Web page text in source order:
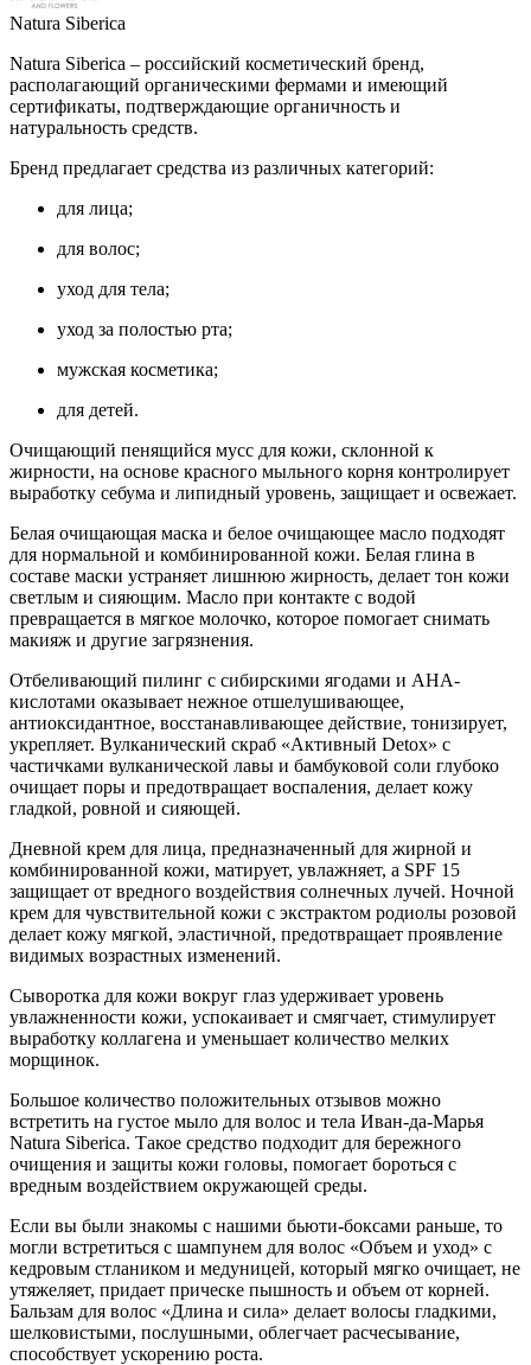
Natura Siberica
Natura Siberica – российский косметический бренд,
располагающий органическими фермами и имеющий
сертификаты, подтверждающие органичность и
натуральность средств.
Бренд предлагает средства из различных категорий:
для лица;
для волос;
уход для тела;
уход за полостью рта;
мужская косметика;
для детей.
Очищающий пенящийся мусс для кожи, склонной к
жирности, на основе красного мыльного корня контролирует
выработку себума и липидный уровень, защищает и освежает.
Белая очищающая маска и белое очищающее масло подходят
для нормальной и комбинированной кожи. Белая глина в
составе маски устраняет лишнюю жирность, делает тон кожи
светлым и сияющим. Масло при контакте с водой
превращается в мягкое молочко, которое помогает снимать
макияж и другие загрязнения.
Отбеливающий пилинг с сибирскими ягодами и АНА-
кислотами оказывает нежное отшелушивающее,
антиоксидантное, восстанавливающее действие, тонизирует,
укрепляет. Вулканический скраб «Активный Detox» с
частичками вулканической лавы и бамбуковой соли глубоко
очищает поры и предотвращает воспаления, делает кожу
гладкой, ровной и сияющей.
Дневной крем для лица, предназначенный для жирной и
комбинированной кожи, матирует, увлажняет, а SPF 15
защищает от вредного воздействия солнечных лучей. Ночной
крем для чувствительной кожи с экстрактом родиолы розовой
делает кожу мягкой, эластичной, предотвращает проявление
видимых возрастных изменений.
Сыворотка для кожи вокруг глаз удерживает уровень
увлажненности кожи, успокаивает и смягчает, стимулирует
выработку коллагена и уменьшает количество мелких
морщинок.
Большое количество положительных отзывов можно
встретить на густое мыло для волос и тела Иван-да-Марья
Natura Siberica. Такое средство подходит для бережного
очищения и защиты кожи головы, помогает бороться с
вредным воздействием окружающей среды.
Если вы были знакомы с нашими бьюти-боксами раньше, то
могли встретиться с шампунем для волос «Объем и уход» с
кедровым стлаником и медуницей, который мягко очищает, не
утяжеляет, придает прическе пышность и объем от корней.
Бальзам для волос «Длина и сила» делает волосы гладкими,
шелковистыми, послушными, облегчает расчесывание,
способствует ускорению роста.